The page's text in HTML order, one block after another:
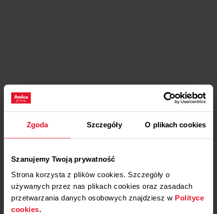
Zgoda Szczegóły O plikach cookies
Szanujemy Twoją prywatność
Strona korzysta z plików cookies. Szczegóły o
używanych przez nas plikach cookies oraz zasadach
przetwarzania danych osobowych znajdziesz w Polityce
cookies